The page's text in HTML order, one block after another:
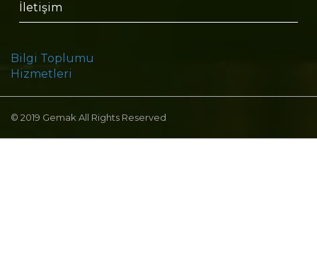
İletişim
Bilgi Toplumu
Hizmetleri
© 2019 Gemak All Rights Reserved